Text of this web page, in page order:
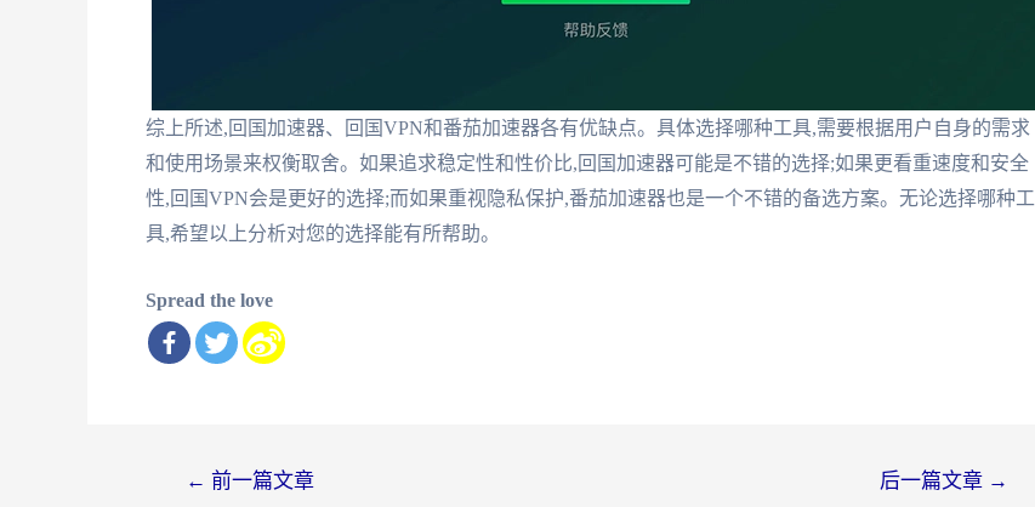
综上所述,回国加速器、回国VPN和番茄加速器各有优缺点。具体选择哪种工具,需要根据用户自身的需求
和使用场景来权衡取舍。如果追求稳定性和性价比,回国加速器可能是不错的选择;如果更看重速度和安全
性,回国VPN会是更好的选择;而如果重视隐私保护,番茄加速器也是一个不错的备选方案。无论选择哪种工
具,希望以上分析对您的选择能有所帮助。
Spread the love
← 前一篇文章 后一篇文章 →